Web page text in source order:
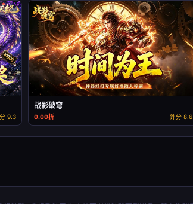
9.3
战影破穹
0.00折 评分 8.6